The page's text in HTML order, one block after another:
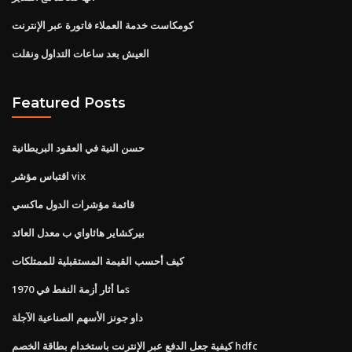
كومكاست خدمة العملاء فاتورة عبر الإنترنت
العيش بعد ساعات التداول ونقلت
Featured Posts
حسن النية في العقود البريطانية
اقتباس مؤشر vix
قائمة مؤشرات الدول ماكسي
بيركشاير هاثاواي ب معدل العائد
كيف أحسب القيمة المستقبلية للممتلكات
ما أثار أزمة النفط في 1970s
داو جونز الأسهم الصناعية الآجلة
كيفية جعل الدفع عبر الإنترنت باستخدام بطاقة الخصم hdfc